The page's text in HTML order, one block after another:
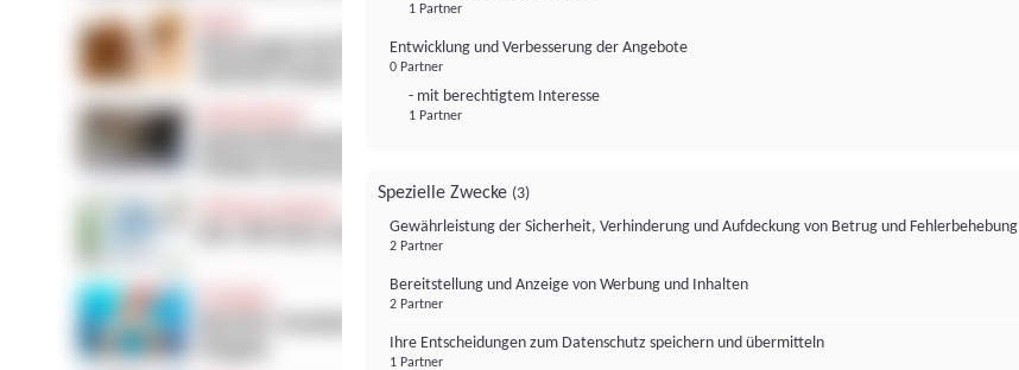
1 Partner
Entwicklung und Verbesserung der Angebote
0 Partner
- mit berechtigtem Interesse
1 Partner
Spezielle Zwecke (3)
Gewährleistung der Sicherheit, Verhinderung und Aufdeckung von Betrug und Fehlerbehebung
2 Partner
Bereitstellung und Anzeige von Werbung und Inhalten
2 Partner
Ihre Entscheidungen zum Datenschutz speichern und übermitteln
1 Partner